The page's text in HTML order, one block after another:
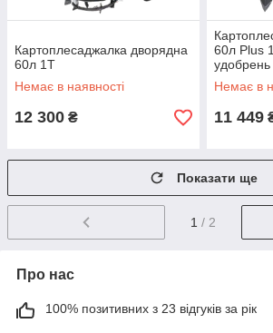
Картоплесаджалка дворядна
60л 1Т
Немає в наявності
12 300 ₴
60л Plus
удобрень
Немає в
11 449
Показати ще
1 / 2
Про нас
100% позитивних з 23 відгуків за рік